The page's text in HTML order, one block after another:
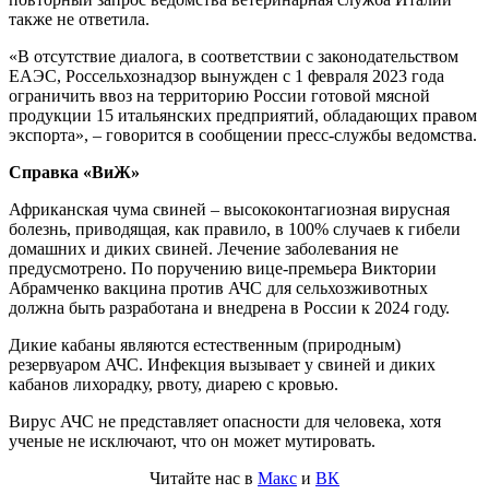
также не ответила.
«В отсутствие диалога, в соответствии с законодательством
ЕАЭС, Россельхознадзор вынужден с 1 февраля 2023 года
ограничить ввоз на территорию России готовой мясной
продукции 15 итальянских предприятий, обладающих правом
экспорта», – говорится в сообщении пресс-службы ведомства.
Справка «ВиЖ»
Африканская чума свиней – высококонтагиозная вирусная
болезнь, приводящая, как правило, в 100% случаев к гибели
домашних и диких свиней. Лечение заболевания не
предусмотрено. По поручению вице-премьера Виктории
Абрамченко вакцина против АЧС для сельхозживотных
должна быть разработана и внедрена в России к 2024 году.
Дикие кабаны являются естественным (природным)
резервуаром АЧС. Инфекция вызывает у свиней и диких
кабанов лихорадку, рвоту, диарею с кровью.
Вирус АЧС не представляет опасности для человека, хотя
ученые не исключают, что он может мутировать.
Читайте нас в Макс и ВК